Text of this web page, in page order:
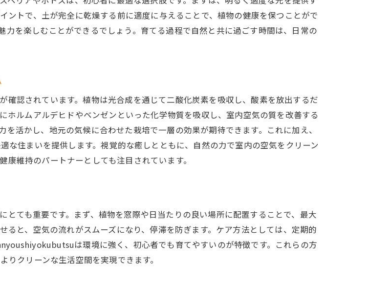
がもたらすリラックス空間の作り方
のkanyoushiyokubutsuの活用法
kanyoushiyokubutsuの魅力
育むkanyoushiyokubutsuの品質
現するkanyoushiyokubutsuの効果
がもたらす生活の質の向上
の育成背景と特徴
で作る安全で安心な住まい
の購入ポイント
の配置で変わる室内の雰囲気
にするkanyoushiyokubutsuの選択肢
の育成環境の整え方
kanyoushiyokubutsuの配置例
で始める室内空気改善
ントで、土が完全に乾燥する前に適度に与えることで、植物の健康を保つことがで
を楽しむことができるでしょう。育てる過程で自然と共に過ごす時間は、日常の
認されています。植物は光合成を通じて二酸化炭素を吸収し、酸素を放出するだ
ホルムアルデヒドやベンゼンといった化学物質を吸収し、室内空気の質を改善する
活かし、地元の気候に合わせた栽培で一層の効果が期待できます。これに加え、
住まいを提供します。視覚的な癒しとともに、自然の力で室内の空気をクリーン
維持のパートナーとしても注目されています。
ても重要です。まず、植物を窓際や日当たりの良い場所に配置することで、最大
と、空気の流れがスムーズになり、停滞を防ぎます。ケア方法としては、定期的
は環境に強く、初心者でも育てやすいのが特徴です。これらの方
クリーンな生活空間を実現できます。